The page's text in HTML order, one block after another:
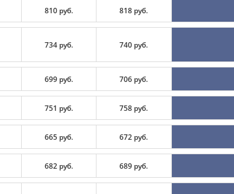
810 руб. 818 руб.
734 руб. 740 руб.
699 руб. 706 руб.
751 руб. 758 руб.
665 руб. 672 руб.
682 руб. 689 руб.